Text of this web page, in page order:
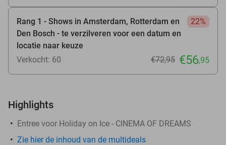
Rang 1 - Shows in Amsterdam, Rotterdam en
Den Bosch - te verzilveren voor een datum en
locatie naar keuze
22%
Verkocht: 60 €72,95 €56,95
Highlights
Entree voor Holiday on Ice - CINEMA OF DREAMS
Zie hier de inhoud van de multideals